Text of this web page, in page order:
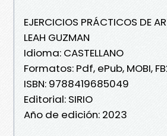
EJERCICIOS PRÁCTICOS DE
LEAH GUZMAN
Idioma: CASTELLANO
Formatos: Pdf, ePub, MOBI,
ISBN: 9788419685049
Editorial: SIRIO
Año de edición: 2023